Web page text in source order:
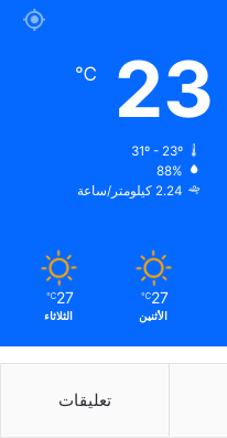
23
℃
31º - 23º
88%
2.24 كيلومتر/ساعة
27
℃
الأثنين
27
℃
الثلاثاء
تعليقات